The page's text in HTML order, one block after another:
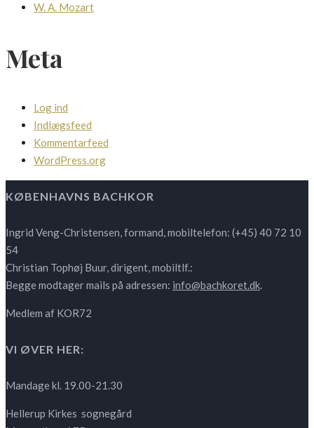
W. A. Mozart
Meta
Log ind
Indlægsfeed
Kommentarfeed
WordPress.org
KØBENHAVNS BACHKOR
Ingrid Veng-Christensen, formand, mobiltelefon: (+45) 40 72 10
54
Christian Tophøj Buur, dirigent, mobiltlf.:
Begge modtager mails på adressen: info@bachkoret.dk.
Medlem af KOR72
VI ØVER HER:
Mandage kl. 19.00-21.30
Hellerup Kirkes sognegård